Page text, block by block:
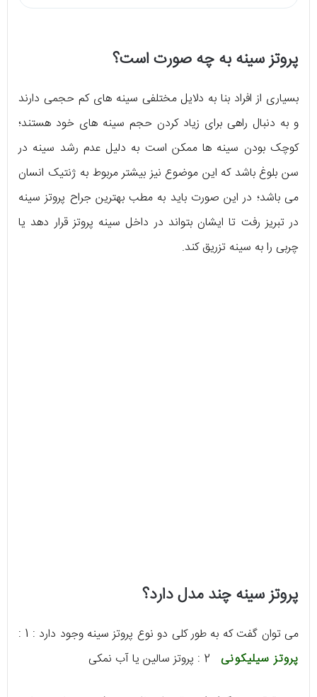
پروتز سینه به چه صورت است؟
بسیاری از افراد بنا به دلایل مختلفی سینه های کم حجمی دارند
و به دنبال راهی برای زیاد کردن حجم سینه های خود هستند؛
کوچک بودن سینه ها ممکن است به دلیل عدم رشد سینه در
سن بلوغ باشد که این موضوع نیز بیشتر مربوط به ژنتیک انسان
می باشد؛ در این صورت باید به مطب بهترین جراح پروتز سینه
در تبریز رفت تا ایشان بتواند در داخل سینه پروتز قرار دهد یا
چربی را به سینه تزریق کند.
پروتز سینه چند مدل دارد؟
می توان گفت که به طور کلی دو نوع پروتز سینه وجود دارد : 1 :
پروتز سیلیکونی2 : پروتز سالین یا آب نمکی